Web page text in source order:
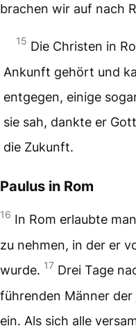
brachen wir auf nach
15 Die Christen in
Ankunft gehört und
entgegen, einige
sie sah, dankte er
die Zukunft.
Paulus in Rom
16 In Rom erlaubte
zu nehmen, in der er
wurde. 17 Drei Tage
führenden Männer der
ein. Als sich alle